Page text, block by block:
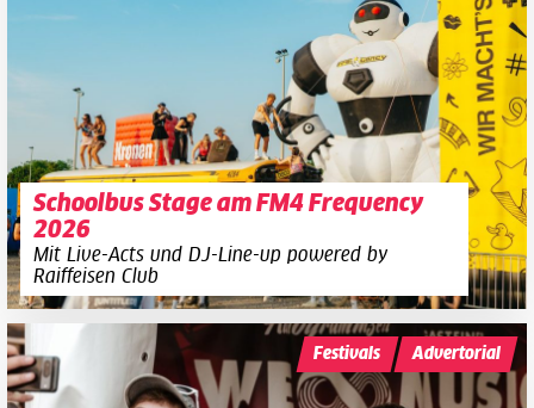
Schoolbus Stage am FM4 Frequency
2026
Mit Live-Acts und DJ-Line-up powered by
Raiffeisen Club
Festivals Advertorial